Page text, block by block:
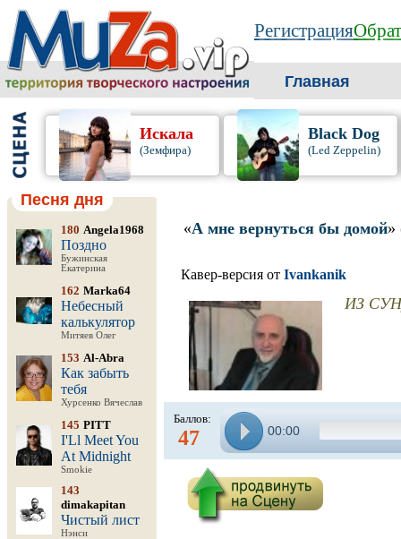
Регистрация
Главная
Искала
(Земфира)
Black Dog
(Led Zeppelin)
Песня дня
180 Angela1968
Поздно
Бужинская
Екатерина
162 Marka64
Небесный
калькулятор
Митяев Олег
153 Al-Abra
Как забыть
тебя
Хурсенко Вячеслав
145 PITT
I'Ll Meet You
At Midnight
Smokie
143
dimakapitan
Чистый лист
Нэнси
«А мне вернуться бы домой»
Кавер-версия от Ivankanik
ИЗ
Баллов:
47 00:00